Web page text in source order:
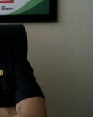
saudara saya,
dibantu mas,
adanya
gedung sekolah,
XI saat
juta dan waktu